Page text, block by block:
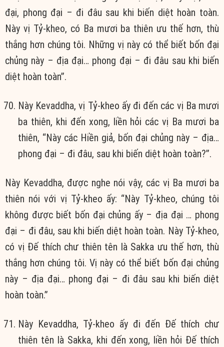
đại, phong đại – đi đâu sau khi biến diệt hoàn toàn.
Này vị Tỷ-kheo, có Ba mươi ba thiên ưu thế hơn, thù
thắng hơn chúng tôi. Những vị này có thể biết bốn đại
chủng này – địa đại… phong đại – đi đâu sau khi biến
diệt hoàn toàn”.
Này Kevaddha, vị Tỷ-kheo ấy đi đến các vị Ba mươi
ba thiên, khi đến xong, liền hỏi các vị Ba mươi ba
thiên, “Này các Hiền giả, bốn đại chủng này – địa…
phong đại – đi đâu, sau khi biến diệt hoàn toàn?”.
Này Kevaddha, được nghe nói vậy, các vị Ba mươi ba
thiên nói với vị Tỷ-kheo ấy: “Này Tỷ-kheo, chúng tôi
không được biết bốn đại chủng ấy – địa đại … phong
đại – đi đâu, sau khi biến diệt hoàn toàn. Này Tỷ-kheo,
có vị Ðế thích chư thiên tên là Sakka ưu thế hơn, thù
thắng hơn chúng tôi. Vị này có thể biết bốn đại chủng
này – địa đại… phong đại – đi đâu sau khi biến diệt
hoàn toàn.”
Này Kevaddha, Tỷ-kheo ấy đi đến Ðế thích chư
thiên tên là Sakka, khi đến xong, liền hỏi Ðế thích